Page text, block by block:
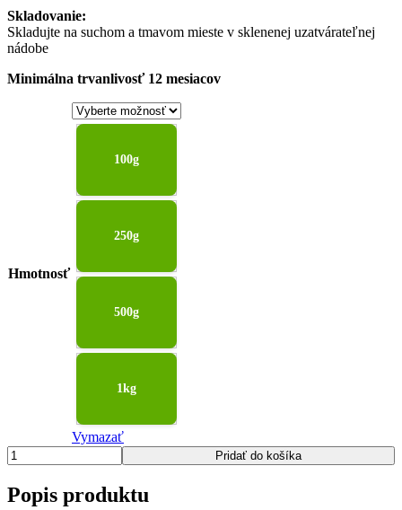
Skladovanie:
Skladujte na suchom a tmavom mieste v sklenenej uzatvárateľnej
nádobe
Minimálna trvanlivosť 12 mesiacov
Hmotnosť
100g
250g
500g
1kg
Vymazať
množstvo
Červené
korenie
celé
Pridať do košíka
Popis produktu